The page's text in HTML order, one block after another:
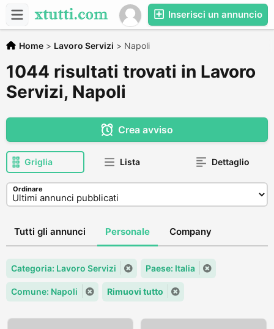
Inserisci un annuncio
Home > Lavoro Servizi > Napoli
1044 risultati trovati in Lavoro
Servizi, Napoli
Crea avviso
Griglia Lista Dettaglio
Ordinare
Tutti gli annunci Personale Company
Categoria: Lavoro Servizi Paese: Italia
Comune: Napoli Rimuovi tutto